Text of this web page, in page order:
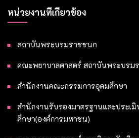
หน่วยงานที่เกี่ยวข้อง
สถาบันพระบรมราชชนก
คณะพยาบาลศาสตร์ สถาบันพระบรม
สำนักงานคณะกรรมการอุดมศึกษา
สำนักงานรับรองมาตรฐานและประเ
ศึกษา(องค์การมหาชน)